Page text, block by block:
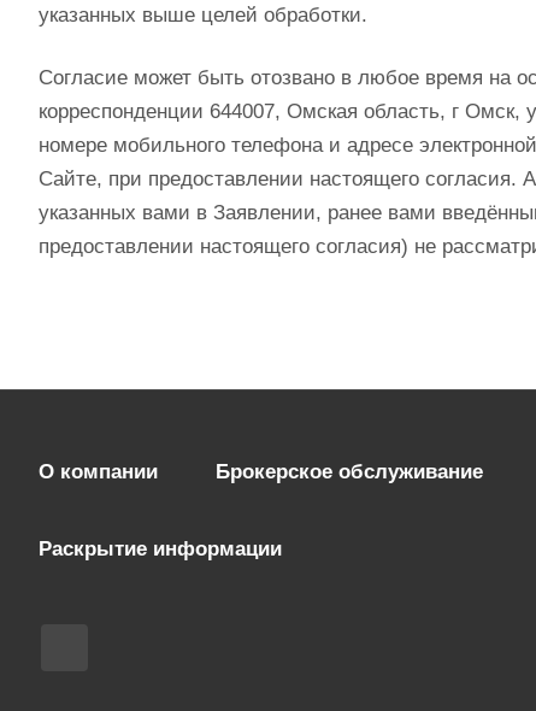
Согласие может быть отозвано в любое время на
корреспонденции 644007, Омская область, г
номере мобильного телефона и адресе
Сайте, при предоставлении настоящего
указанных вами в Заявлении, ранее вами
предоставлении настоящего согласия) не
указанных выше целей обработки.
О компании Брокерское обслуживание
Раскрытие информации